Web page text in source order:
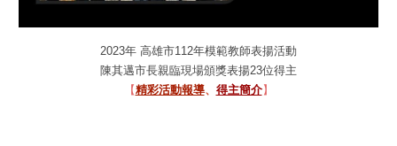
2023年 高雄市112年模範教師表揚活動
陳其邁市長親臨現場頒獎表揚23位得主
【精彩活動報導、 得主簡介】